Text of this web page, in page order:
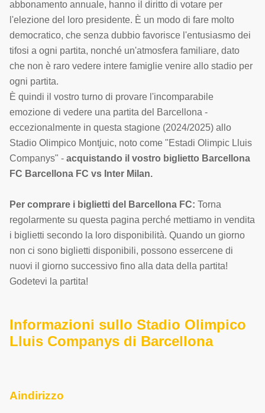
abbonamento annuale, hanno il diritto di votare per
l'elezione del loro presidente. È un modo di fare molto
democratico, che senza dubbio favorisce l'entusiasmo dei
tifosi a ogni partita, nonché un'atmosfera familiare, dato
che non è raro vedere intere famiglie venire allo stadio per
ogni partita.
È quindi il vostro turno di provare l'incomparabile
emozione di vedere una partita del Barcellona -
eccezionalmente in questa stagione (2024/2025) allo
Stadio Olimpico Montjuic, noto come "Estadi Olimpic Lluis
Companys" - acquistando il vostro biglietto Barcellona
FC Barcellona FC vs Inter Milan.
Per comprare i biglietti del Barcellona FC: Torna
regolarmente su questa pagina perché mettiamo in vendita
i biglietti secondo la loro disponibilità. Quando un giorno
non ci sono biglietti disponibili, possono essercene di
nuovi il giorno successivo fino alla data della partita!
Godetevi la partita!
Informazioni sullo Stadio Olimpico
Lluis Companys di Barcellona
Aindirizzo